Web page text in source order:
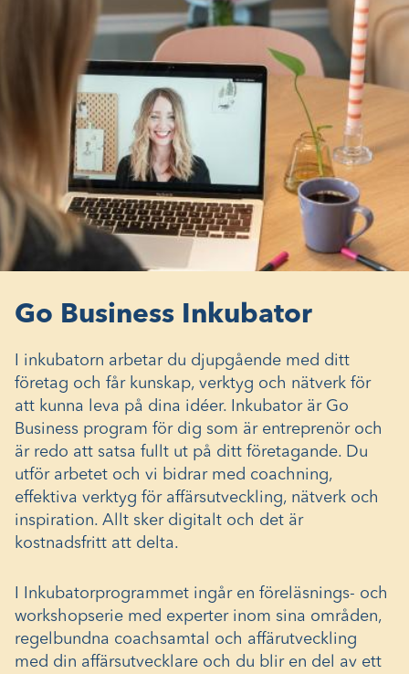
Go Business Inkubator
I inkubatorn arbetar du djupgående med ditt
företag och får kunskap, verktyg och nätverk för
att kunna leva på dina idéer. Inkubator är Go
Business program för dig som är entreprenör och
är redo att satsa fullt ut på ditt företagande. Du
utför arbetet och vi bidrar med coachning,
effektiva verktyg för affärsutveckling, nätverk och
inspiration. Allt sker digitalt och det är
kostnadsfritt att delta.
I Inkubatorprogrammet ingår en föreläsnings- och
workshopserie med experter inom sina områden,
regelbundna coachsamtal och affärutveckling
med din affärsutvecklare och du blir en del av ett